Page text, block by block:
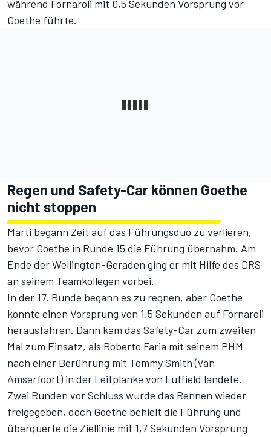
während Fornaroli mit 0,5 Sekunden Vorsprung vor
Goethe führte.
Regen und Safety-Car können Goethe
nicht stoppen
Marti begann Zeit auf das Führungsduo zu verlieren,
bevor Goethe in Runde 15 die Führung übernahm. Am
Ende der Wellington-Geraden ging er mit Hilfe des DRS
an seinem Teamkollegen vorbei.
In der 17. Runde begann es zu regnen, aber Goethe
konnte einen Vorsprung von 1,5 Sekunden auf Fornaroli
herausfahren. Dann kam das Safety-Car zum zweiten
Mal zum Einsatz, als Roberto Faria mit seinem PHM
nach einer Berührung mit Tommy Smith (Van
Amserfoort) in der Leitplanke von Luffield landete.
Zwei Runden vor Schluss wurde das Rennen wieder
freigegeben, doch Goethe behielt die Führung und
überquerte die Ziellinie mit 1,7 Sekunden Vorsprung